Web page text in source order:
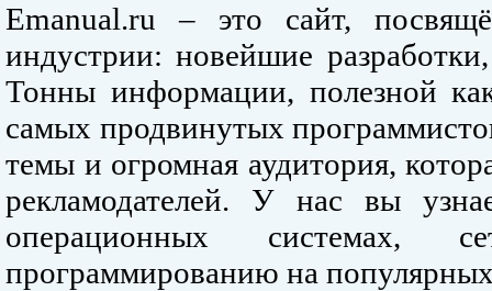
Emanual.ru – это сайт,
индустрии: новейшие
Тонны информации, полезной
самых продвинутых
темы и огромная аудитория,
рекламодателей. У нас вы
операционных системах,
программированию на